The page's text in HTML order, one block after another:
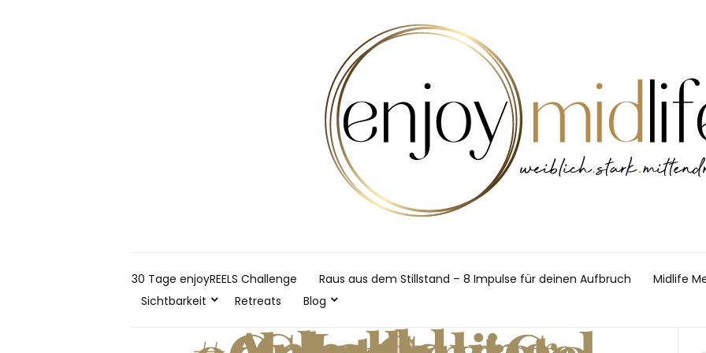
30 Tage enjoyREELS Challenge Raus aus dem Stillstand – 8 Impulse für deinen Aufbruch
Midlife
Sichtbarkeit
Retreats Blog